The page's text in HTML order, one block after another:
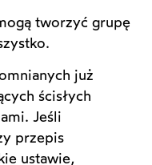
tworzyć grupę
już
ścisłych
Jeśli
przepis
ustawie,